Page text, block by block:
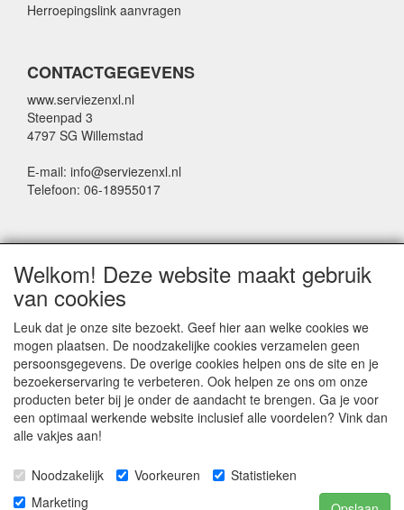
Herroepingslink aanvragen
CONTACTGEGEVENS
www.serviezenxl.nl
Steenpad 3
4797 SG Willemstad
E-mail: info@serviezenxl.nl
Telefoon: 06-18955017
Voornaam
Achternaam
E-mail
Welkom! Deze website maakt gebruik
van cookies
Leuk dat je onze site bezoekt. Geef hier aan welke cookies we
mogen plaatsen. De noodzakelijke cookies verzamelen geen
persoonsgegevens. De overige cookies helpen ons de site en je
bezoekerservaring te verbeteren. Ook helpen ze ons om onze
producten beter bij je onder de aandacht te brengen. Ga je voor
een optimaal werkende website inclusief alle voordelen? Vink dan
alle vakjes aan!
Noodzakelijk Voorkeuren
Statistieken
Marketing